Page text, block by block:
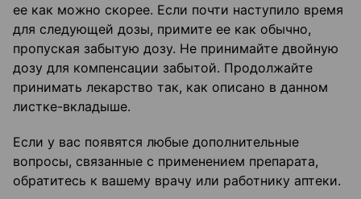
ее как можно скорее. Если почти наступило время
для следующей дозы, примите ее как обычно,
пропуская забытую дозу. Не принимайте двойную
дозу для компенсации забытой. Продолжайте
принимать лекарство так, как описано в данном
листке-вкладыше.
Если у вас появятся любые дополнительные
вопросы, связанные с применением препарата,
обратитесь к вашему врачу или работнику аптеки.